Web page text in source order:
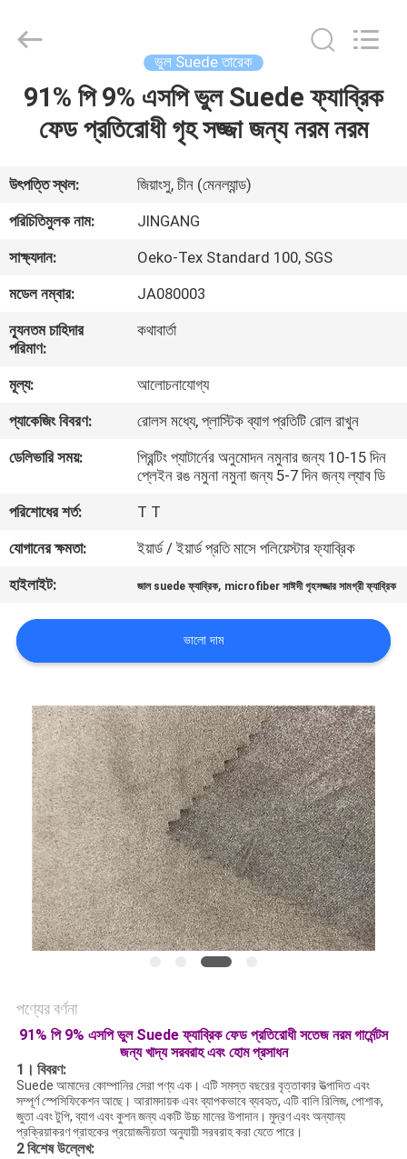
বাড়ি
আমাদের
সম্পর্কে
কারখানা
ভ্রমণ
মান
নিয়ন্ত্রণ
করুন
খবর
কেস
NEWS
সাইট
ম্যাপ
PRIVACY
POLICY
Textile
Co.,Ltd.
Reserved.
ভুল Suede তারেক
91% পি 9% এসপি ভুল Suede ফ্যাব্রিক
ফেড প্রতিরোধী গৃহ সজ্জা জন্য নরম নরম
উৎপত্তি স্থল:
জিয়াংসু, চীন (মেনল্যান্ড)
পরিচিতিমুলক নাম:
JINGANG
সাক্ষ্যদান:
Oeko-Tex Standard 100, SGS
মডেল নম্বার:
JA080003
ন্যূনতম চাহিদার
পরিমাণ:
কথাবার্তা
মূল্য:
আলোচনাযোগ্য
প্যাকেজিং বিবরণ:
রোলস মধ্যে, প্লাস্টিক ব্যাগ প্রতিটি রোল রাখুন
ডেলিভারি সময়:
প্রিন্টিং প্যাটার্নের অনুমোদন নমুনার জন্য 10-15 দিন
প্লেইন রঙ নমুনা নমুনা জন্য 5-7 দিন জন্য ল্যাব ডি
পরিশোধের শর্ত:
T T
যোগানের ক্ষমতা:
ইয়ার্ড / ইয়ার্ড প্রতি মাসে পলিয়েস্টার ফ্যাব্রিক
হাইলাইট:
জাল suede ফ্যাব্রিক, microfiber সাঈদী গৃহসজ্জার সামগ্রী ফ্যাব্রিক
ভালো দাম
পণ্যের বর্ণনা
91% পি 9% এসপি ভুল Suede ফ্যাব্রিক ফেড প্রতিরোধী সতেজ নরম গার্মেন্টস
জন্য খাদ্য সরবরাহ এবং হোম প্রসাধন
1। বিবরণ:
Suede আমাদের কোম্পানির সেরা পণ্য এক। এটি সমস্ত বছরের বৃত্তাকার উত্পাদিত এবং
সম্পূর্ণ স্পেসিফিকেশন আছে। আরামদায়ক এবং ব্যাপকভাবে ব্যবহৃত, এটি বালি রিলিজ, পোশাক,
জুতা এবং টুপি, ব্যাগ এবং কুশন জন্য একটি উচ্চ মানের উপাদান। মুদ্রণ এবং অন্যান্য
প্রক্রিয়াকরণ গ্রাহকের প্রয়োজনীয়তা অনুযায়ী সরবরাহ করা যেতে পারে।
2বিশেষ উল্লেখ: